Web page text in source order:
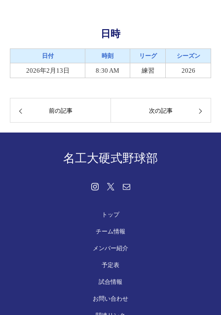
日時
日付 時刻 リーグ シーズン
2026年2月13日 8:30 AM 練習 2026
前の記事 次の記事
名工大硬式野球部
トップ
チーム情報
メンバー紹介
予定表
試合情報
お問い合わせ